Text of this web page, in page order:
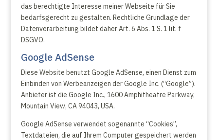
das berechtigte Interesse meiner Webseite für Sie
bedarfsgerecht zu gestalten. Rechtliche Grundlage der
Datenverarbeitung bildet daher Art. 6 Abs. 1 S. 1 lit. f
DSGVO.
Google AdSense
Diese Website benutzt Google AdSense, einen Dienst zum
Einbinden von Werbeanzeigen der Google Inc. (“Google”).
Anbieter ist die Google Inc., 1600 Amphitheatre Parkway,
Mountain View, CA 94043, USA.
Google AdSense verwendet sogenannte “Cookies”,
Textdateien, die auf Ihrem Computer gespeichert werden